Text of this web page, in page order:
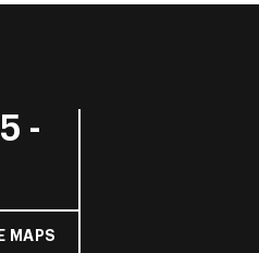
-
MAPS